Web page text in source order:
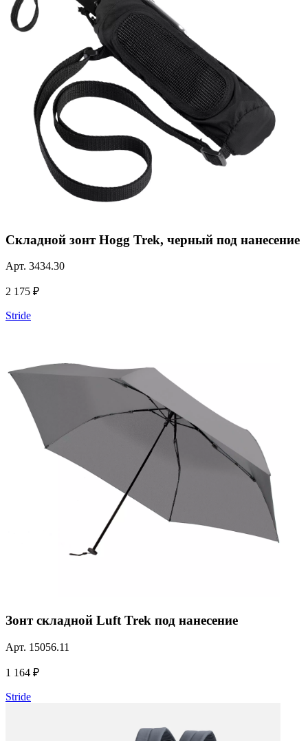
Складной зонт Hogg Trek, черный под нанесение
Арт. 3434.30
2 175 ₽
Stride
Зонт складной Luft Trek под нанесение
Арт. 15056.11
1 164 ₽
Stride